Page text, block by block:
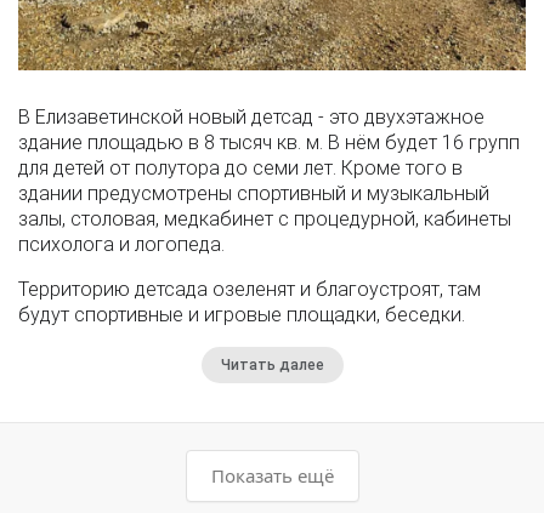
В Елизаветинской новый детсад - это двухэтажное
здание площадью в 8 тысяч кв. м. В нём будет 16 групп
для детей от полутора до семи лет. Кроме того в
здании предусмотрены спортивный и музыкальный
залы, столовая, медкабинет с процедурной, кабинеты
психолога и логопеда.
Территорию детсада озеленят и благоустроят, там
будут спортивные и игровые площадки, беседки.
Читать далее
Показать ещё